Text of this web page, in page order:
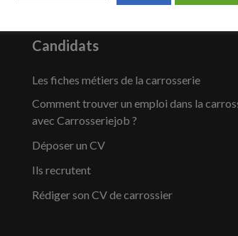
Candidats
Les fiches métiers de la carrosserie
Comment trouver un emploi dans la
avec Carrosseriejob ?
Déposer un CV
Ils recrutent
Rédiger son CV de carrossier